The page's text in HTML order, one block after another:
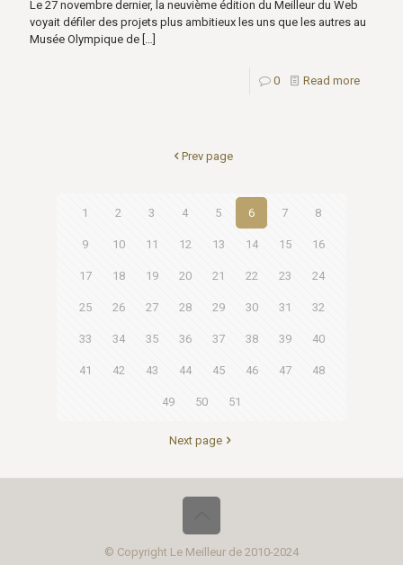
Le 27 novembre dernier, la neuvième édition du Meilleur du Web
voyait défiler des projets plus ambitieux les uns que les autres au
Musée Olympique de
0 Read more
Prev page
1 2 3 4 5 6 7 8
9 10 11 12 13 14 15 16
17 18 19 20 21 22 23 24
25 26 27 28 29 30 31 32
33 34 35 36 37 38 39 40
41 42 43 44 45 46 47 48
49 50 51
Next page
© Copyright Le Meilleur de 2010-2024